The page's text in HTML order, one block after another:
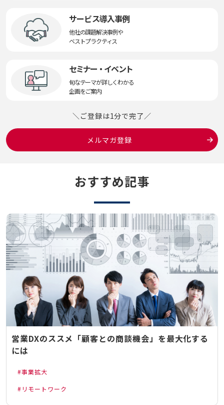
サービス導入事例
他社の課題解決事例や
ベストプラクティス
セミナー・イベント
旬なテーマが詳しくわかる
企画をご案内
＼ご登録は1分で完了／
メルマガ登録
おすすめ記事
営業DXのススメ「顧客との商談機会」を最大化する
には
事業拡大
リモートワーク